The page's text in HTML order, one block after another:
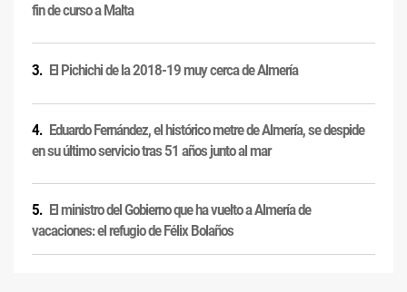
fin de curso a Malta
El Pichichi de la 2018-19 muy cerca de Almería
Eduardo Fernández, el histórico metre de Almería, se despide
en su último servicio tras 51 años junto al mar
El ministro del Gobierno que ha vuelto a Almería de
vacaciones: el refugio de Félix Bolaños